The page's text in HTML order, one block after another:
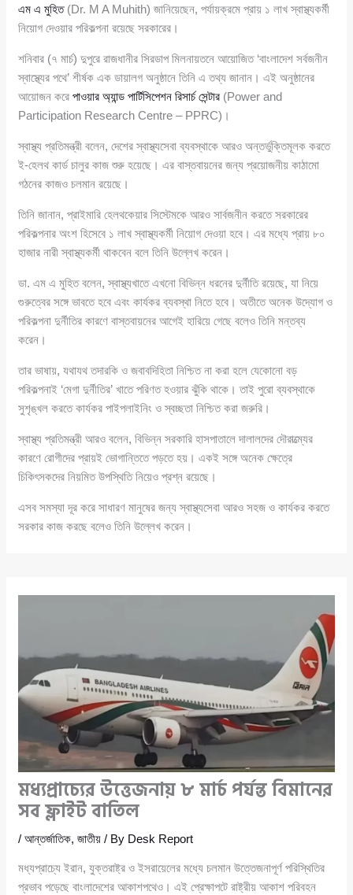
এম এ মুহিত(Dr. M A Muhith) জানিয়েছেন, পর্যায়ক্রমে প্রায় ১ লাখ স্বাস্থ্যকর্মী
নিয়োগ দেওয়ার পরিকল্পনা রয়েছে সরকারের।
শনিবার (৭ মার্চ) দুপুরে রাজধানীর সিরডাপ মিলনায়তনে আয়োজিত ‘বাংলাদেশ সর্বজনীন
স্বাস্থ্যের পথে’ শীর্ষক এক ডায়ালগ অনুষ্ঠানে তিনি এ তথ্য জানান। এই অনুষ্ঠানের
আয়োজন করেপাওয়ার অ্যান্ড পার্টিসিপেশন রিসার্চ সেন্টার (Power and
Participation Research Centre – PPRC)।
স্বাস্থ্য প্রতিমন্ত্রী বলেন, দেশের স্বাস্থ্যসেবা ব্যবস্থাকে আরও অন্তর্ভুক্তিমূলক করতে
ই-হেলথ কার্ড চালুর কাজ শুরু হয়েছে। এর বাস্তবায়নের জন্য প্রয়োজনীয় কাঠামো
গঠনের কাজও চলমান রয়েছে।
তিনি জানান, প্রাইমারি হেলথকেয়ার সিস্টেমকে আরও সার্বজনীন করতে সরকারের
পরিকল্পনার অংশ হিসেবে ১ লাখ স্বাস্থ্যকর্মী নিয়োগ দেওয়া হবে। এর মধ্যে প্রায় ৮০
হাজার নারী স্বাস্থ্যকর্মী থাকবেন বলে তিনি উল্লেখ করেন।
ডা. এম এ মুহিত বলেন, স্বাস্থ্যখাতে এখনো বিভিন্ন ধরনের দুর্নীতি রয়েছে, যা নিয়ে
গুরুত্বের সঙ্গে ভাবতে হবে এবং কার্যকর ব্যবস্থা নিতে হবে। অতীতে অনেক উদ্যোগ ও
পরিকল্পনা দুর্নীতির কারণে বাস্তবায়নের আগেই হারিয়ে গেছে বলেও তিনি মন্তব্য
করেন।
তার ভাষায়, যথাযথ তদারকি ও জবাবদিহিতা নিশ্চিত না করা হলে যেকোনো বড়
পরিকল্পনাই ‘মেগা দুর্নীতির’ খাতে পরিণত হওয়ার ঝুঁকি থাকে। তাই পুরো ব্যবস্থাকে
সুশৃঙ্খল করতে কার্যকর পাইপলাইনিং ও স্বচ্ছতা নিশ্চিত করা জরুরি।
স্বাস্থ্য প্রতিমন্ত্রী আরও বলেন, বিভিন্ন সরকারি হাসপাতালে দালালদের দৌরাত্ম্যের
কারণে রোগীদের প্রায়ই ভোগান্তিতে পড়তে হয়। একই সঙ্গে অনেক ক্ষেত্রে
চিকিৎসকদের নিয়মিত উপস্থিতি নিয়েও প্রশ্ন রয়েছে।
এসব সমস্যা দূর করে সাধারণ মানুষের জন্য স্বাস্থ্যসেবা আরও সহজ ও কার্যকর করতে
সরকার কাজ করছে বলেও তিনি উল্লেখ করেন।
মধ্যপ্রাচ্যের উত্তেজনায় ৮ মার্চ পর্যন্ত বিমানের
সব ফ্লাইট বাতিল
/আন্তর্জাতিক,জাতীয় / By Desk Report
মধ্যপ্রাচ্যে ইরান, যুক্তরাষ্ট্র ও ইসরায়েলের মধ্যে চলমান উত্তেজনাপূর্ণ পরিস্থিতির
প্রভাব পড়েছে বাংলাদেশের আকাশপথেও। এই প্রেক্ষাপটে রাষ্ট্রীয় আকাশ পরিবহন